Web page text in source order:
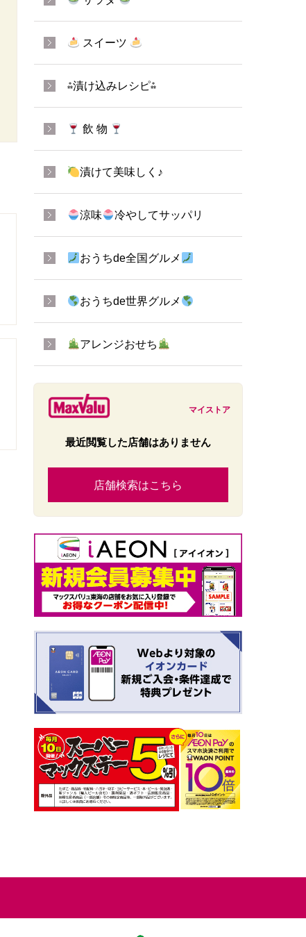
スイーツ
⁂漬け込みレシピ⁂
飲 物
漬けて美味しく♪
涼味 冷やしてサッパリ
おうちde全国グルメ
おうちde世界グルメ
アレンジおせち
マイストア
最近閲覧した店舗はありません
店舗検索はこちら